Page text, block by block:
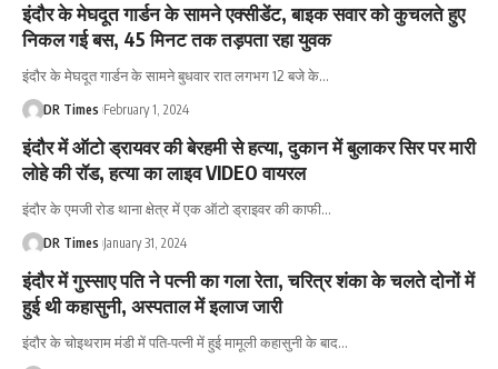
इंदौर के मेघदूत गार्डन के सामने एक्सीडेंट, बाइक सवार को कुचलते हुए
निकल गई बस, 45 मिनट तक तड़पता रहा युवक
इंदौर के मेघदूत गार्डन के सामने बुधवार रात लगभग 12 बजे के…
DR Times February 1, 2024
इंदौर में ऑटो ड्रायवर की बेरहमी से हत्या, दुकान में बुलाकर सिर पर मारी
लोहे की रॉड, हत्या का लाइव VIDEO वायरल
इंदौर के एमजी रोड थाना क्षेत्र में एक ऑटो ड्राइवर की काफी…
DR Times January 31, 2024
इंदौर में गुस्साए पति ने पत्नी का गला रेता, चरित्र शंका के चलते दोनों में
हुई थी कहासुनी, अस्पताल में इलाज जारी
इंदौर के चोइथराम मंडी में पति-पत्नी में हुई मामूली कहासुनी के बाद…